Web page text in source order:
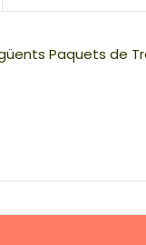
Paquets de